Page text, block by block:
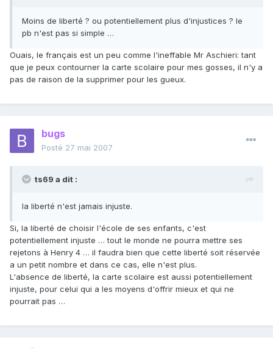
Moins de liberté ? ou potentiellement plus d'injustices ? le
pb n'est pas si simple …
Ouais, le français est un peu comme l'ineffable Mr Aschieri: tant
que je peux contourner la carte scolaire pour mes gosses, il n'y a
pas de raison de la supprimer pour les gueux.
bugs
Posté 27 mai 2007
ts69 a dit :
la liberté n'est jamais injuste.
Si, la liberté de choisir l'école de ses enfants, c'est
potentiellement injuste … tout le monde ne pourra mettre ses
rejetons à Henry 4 … il faudra bien que cette liberté soit réservée
a un petit nombre et dans ce cas, elle n'est plus.
L'absence de liberté, la carte scolaire est aussi potentiellement
injuste, pour celui qui a les moyens d'offrir mieux et qui ne
pourrait pas …